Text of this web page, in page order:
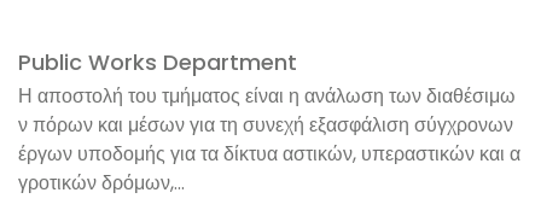
Public Works Department
Η αποστολή του τμήματος είναι η ανάλωση των διαθέσιμω
ν πόρων και μέσων για τη συνεχή εξασφάλιση σύγχρονων
έργων υποδομής για τα δίκτυα αστικών, υπεραστικών και α
γροτικών δρόμων,...